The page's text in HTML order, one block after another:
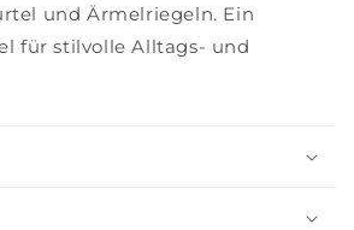
und Ärmelriegeln. Ein
für stilvolle Alltags- und